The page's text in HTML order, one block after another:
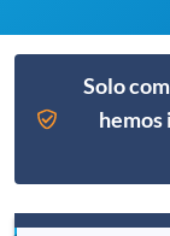
Solo
hemos